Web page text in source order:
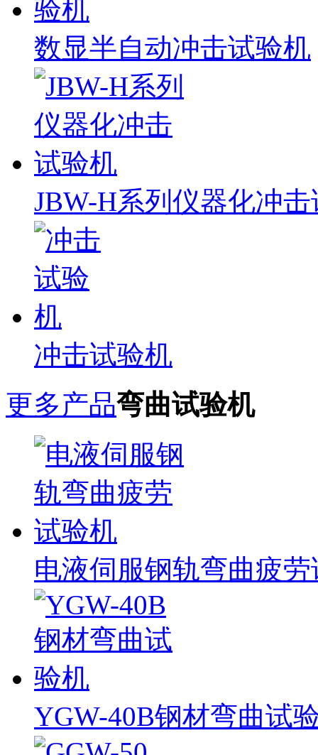
数显半自动冲击试验机
JBW-H系列仪器化冲
冲击试验机
更多产品弯曲试验机
电液伺服钢轨弯曲疲
YGW-40B钢材弯曲试